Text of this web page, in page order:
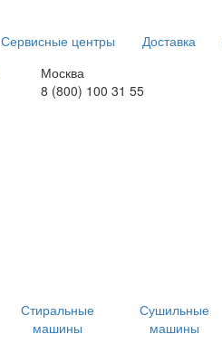
Сервисные центры Доставка
Москва
8 (800) 100 31 55
Стиральные
машины
Сушильные
машины